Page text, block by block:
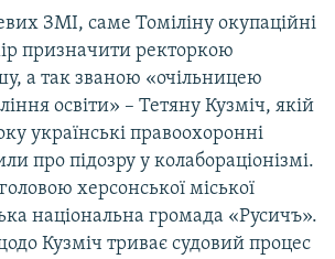
ЗМІ, саме Томіліну окупаційні
призначити ректоркою
а так званою «очільницею
освіти» – Тетяну Кузміч, якій
українські правоохоронні
про підозру у колабораціонізмі.
херсонської міської
національна громада «Русичъ».
Кузміч триває судовий процес